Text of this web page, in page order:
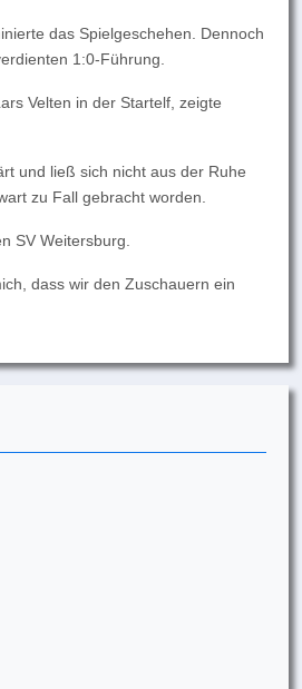
das Spielgeschehen. Dennoch
1:0-Führung.
Velten in der Startelf, zeigte
und ließ sich nicht aus der Ruhe
zu Fall gebracht worden.
SV Weitersburg.
dass wir den Zuschauern ein